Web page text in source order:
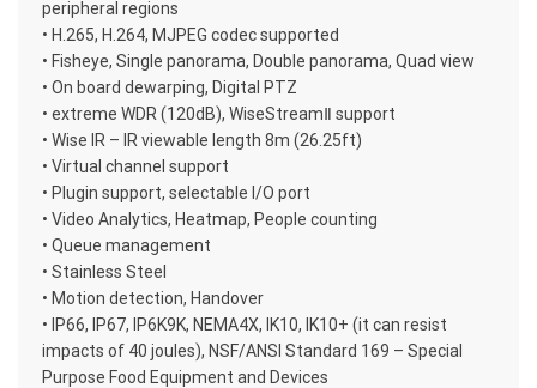
peripheral regions
• H.265, H.264, MJPEG codec supported
• Fisheye, Single panorama, Double panorama, Quad view
• On board dewarping, Digital PTZ
• extreme WDR (120dB), WiseStreamⅡ support
• Wise IR – IR viewable length 8m (26.25ft)
• Virtual channel support
• Plugin support, selectable I/O port
• Video Analytics, Heatmap, People counting
• Queue management
• Stainless Steel
• Motion detection, Handover
• IP66, IP67, IP6K9K, NEMA4X, IK10, IK10+ (it can resist
impacts of 40 joules), NSF/ANSI Standard 169 – Special
Purpose Food Equipment and Devices